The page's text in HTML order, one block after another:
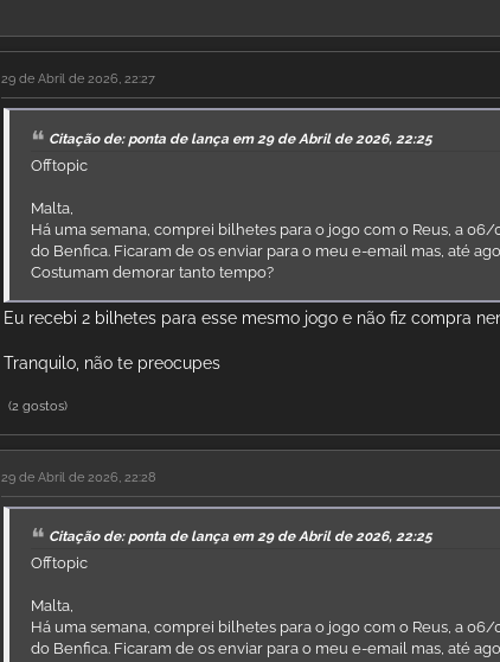
29 de Abril de 2026, 22:27
Citação de: ponta de lança em 29 de Abril de 2026, 22:25
Offtopic
Malta,
Há uma semana, comprei bilhetes para o jogo com o Reus, a
do Benfica. Ficaram de os enviar para o meu e-email mas, até
Costumam demorar tanto tempo?
Eu recebi 2 bilhetes para esse mesmo jogo e não fiz compra
Tranquilo, não te preocupes
(2 gostos)
29 de Abril de 2026, 22:28
Citação de: ponta de lança em 29 de Abril de 2026, 22:25
Offtopic
Malta,
Há uma semana, comprei bilhetes para o jogo com o Reus, a
do Benfica. Ficaram de os enviar para o meu e-email mas, até